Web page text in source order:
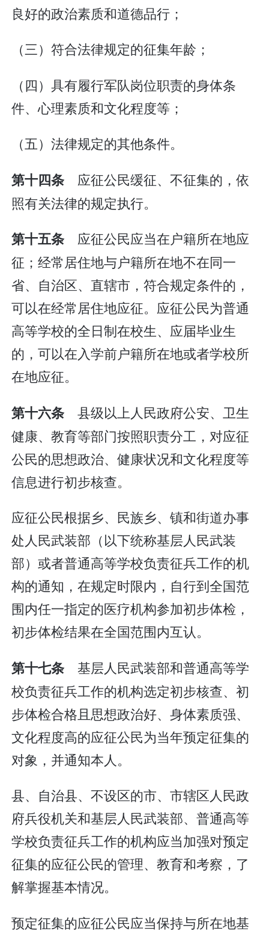
良好的政治素质和道德品行；
（三）符合法律规定的征集年龄；
（四）具有履行军队岗位职责的身体条
件、心理素质和文化程度等；
（五）法律规定的其他条件。
第十四条 应征公民缓征、不征集的，依
照有关法律的规定执行。
第十五条 应征公民应当在户籍所在地应
征；经常居住地与户籍所在地不在同一
省、自治区、直辖市，符合规定条件的，
可以在经常居住地应征。应征公民为普通
高等学校的全日制在校生、应届毕业生
的，可以在入学前户籍所在地或者学校所
在地应征。
第十六条 县级以上人民政府公安、卫生
健康、教育等部门按照职责分工，对应征
公民的思想政治、健康状况和文化程度等
信息进行初步核查。
应征公民根据乡、民族乡、镇和街道办事
处人民武装部（以下统称基层人民武装
部）或者普通高等学校负责征兵工作的机
构的通知，在规定时限内，自行到全国范
围内任一指定的医疗机构参加初步体检，
初步体检结果在全国范围内互认。
第十七条 基层人民武装部和普通高等学
校负责征兵工作的机构选定初步核查、初
步体检合格且思想政治好、身体素质强、
文化程度高的应征公民为当年预定征集的
对象，并通知本人。
县、自治县、不设区的市、市辖区人民政
府兵役机关和基层人民武装部、普通高等
学校负责征兵工作的机构应当加强对预定
征集的应征公民的管理、教育和考察，了
解掌握基本情况。
预定征集的应征公民应当保持与所在地基